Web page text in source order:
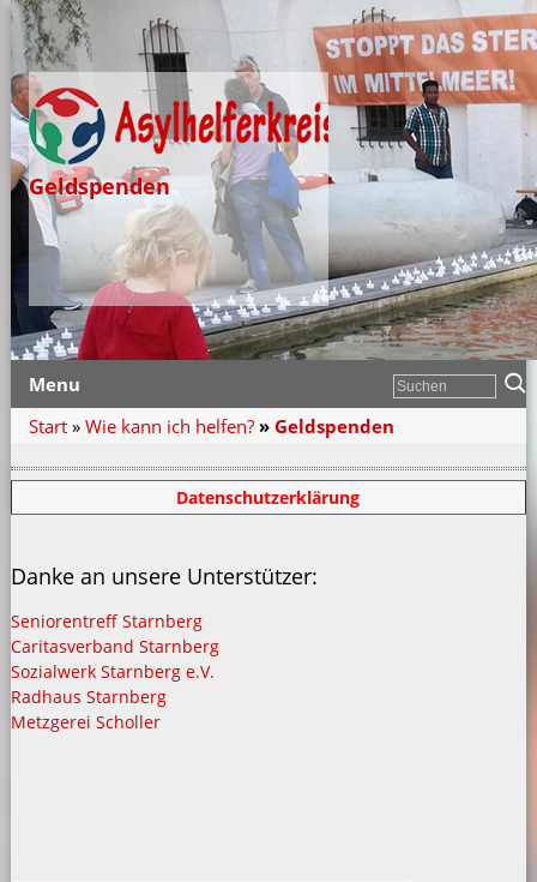
Geldspenden
Menu
Start» Wie kann ich helfen?» Geldspenden
Datenschutzerklärung
Danke an unsere Unterstützer:
Seniorentreff Starnberg
Caritasverband Starnberg
Sozialwerk Starnberg e.V.
Radhaus Starnberg
Metzgerei Scholler